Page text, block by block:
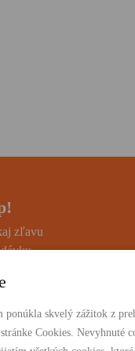
zľavu
ponúkla skvelý zážitok z
Cookies. Nevyhnuté